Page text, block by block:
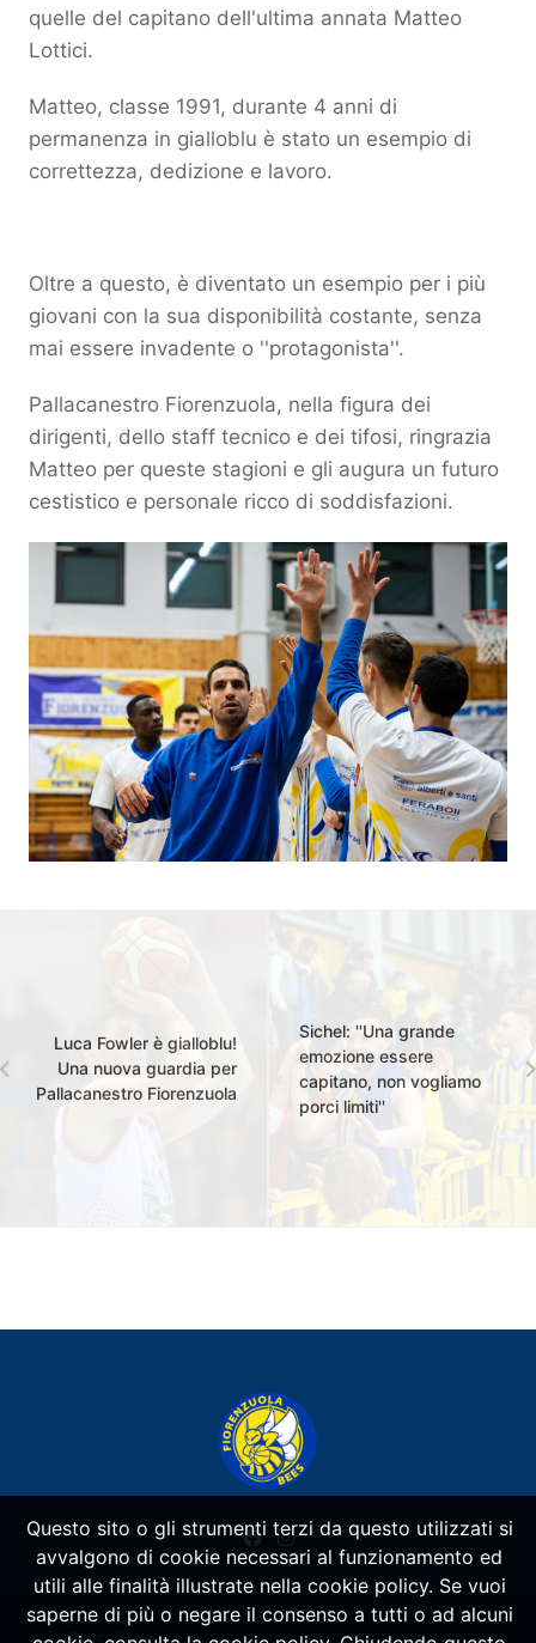
quelle del capitano dell'ultima annata Matteo
Lottici.
Matteo, classe 1991, durante 4 anni di
permanenza in gialloblu è stato un esempio di
correttezza, dedizione e lavoro.
Oltre a questo, è diventato un esempio per i più
giovani con la sua disponibilità costante, senza
mai essere invadente o ''protagonista''.
Pallacanestro Fiorenzuola, nella figura dei
dirigenti, dello staff tecnico e dei tifosi, ringrazia
Matteo per queste stagioni e gli augura un futuro
cestistico e personale ricco di soddisfazioni.
Luca Fowler è gialloblu!
Una nuova guardia per
Pallacanestro Fiorenzuola
Sichel: ''Una grande
emozione essere
capitano, non vogliamo
porci limiti''
Classifica
Questo sito o gli strumenti terzi da questo utilizzati si
avvalgono di cookie necessari al funzionamento ed
utili alle finalità illustrate nella cookie policy. Se vuoi
saperne di più o negare il consenso a tutti o ad alcuni